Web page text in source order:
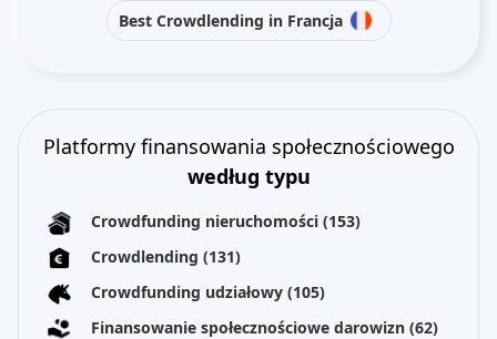
Best Crowdlending in Francja
Platformy finansowania społecznościowego
według typu
Crowdfunding nieruchomości (153)
Crowdlending (131)
Crowdfunding udziałowy (105)
Finansowanie społecznościowe darowizn (62)